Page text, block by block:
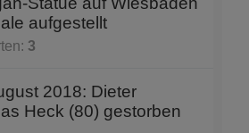
aufgestellt
3
2018: Dieter
Heck (80) gestorben